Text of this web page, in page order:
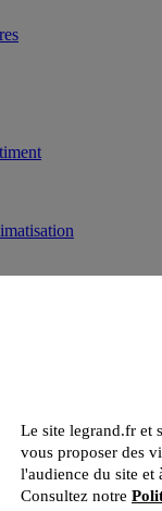
de sol
Le site legrand.fr et
vous proposer des
l'audience du site et
Consultez notre